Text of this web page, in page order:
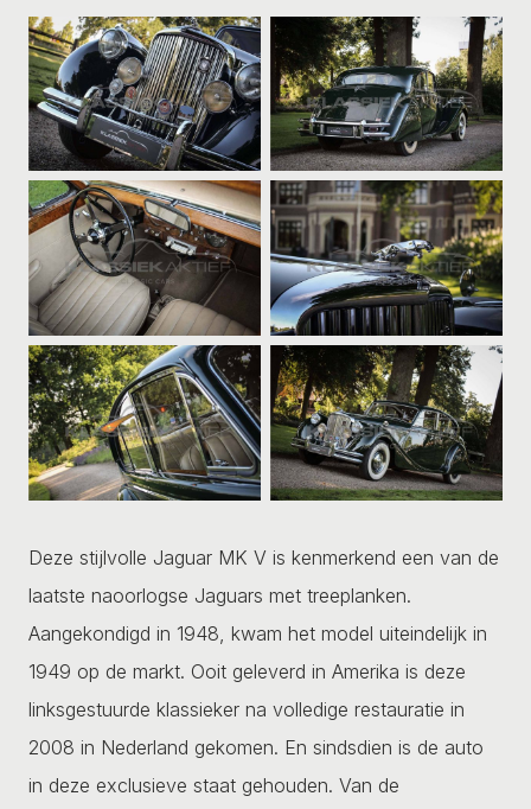
Deze stijlvolle Jaguar MK V is kenmerkend een van de
laatste naoorlogse Jaguars met treeplanken.
Aangekondigd in 1948, kwam het model uiteindelijk in
1949 op de markt. Ooit geleverd in Amerika is deze
linksgestuurde klassieker na volledige restauratie in
2008 in Nederland gekomen. En sindsdien is de auto
in deze exclusieve staat gehouden. Van de